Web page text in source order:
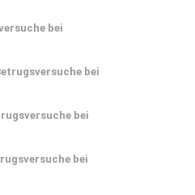
bei
bei
bei
bei